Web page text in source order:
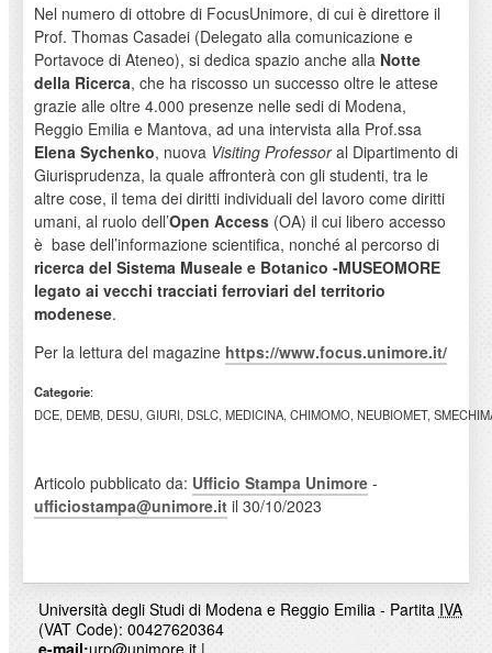
Nel numero di ottobre di FocusUnimore, di cui è direttore il
Prof. Thomas Casadei (Delegato alla comunicazione e
Portavoce di Ateneo), si dedica spazio anche alla Notte
della Ricerca, che ha riscosso un successo oltre le attese
grazie alle oltre 4.000 presenze nelle sedi di Modena,
Reggio Emilia e Mantova, ad una intervista alla Prof.ssa
Elena Sychenko, nuova Visiting Professoral Dipartimento di
Giurisprudenza, la quale affronterà con gli studenti, tra le
altre cose, il tema dei diritti individuali del lavoro come diritti
umani, al ruolo dell’Open Access(OA) il cui libero accesso
è base dell’informazione scientifica, nonché al percorso di
ricerca del Sistema Museale e Botanico -MUSEOMORE
legato ai vecchi tracciati ferroviari del territorio
modenese.
Per la lettura del magazine https://www.focus.unimore.it/
Categorie:
DCE, DEMB, DESU, GIURI, DSLC, MEDICINA, CHIMOMO, NEUBIOMET,
Articolo pubblicato da: Ufficio Stampa Unimore-
ufficiostampa@unimore.itil 30/10/2023
Università degli Studi di Modena e Reggio Emilia - Partita IVA
(VAT Code): 00427620364
e-mail:urp@unimore.it|